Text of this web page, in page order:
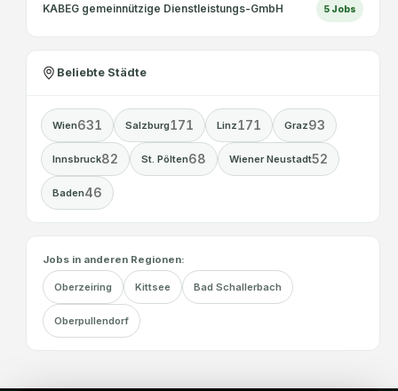
KABEG gemeinnützige Dienstleistungs-GmbH 5 Jobs
Beliebte Städte
Wien631 Salzburg171 Linz171 Graz93
Innsbruck82 St. Pölten68 Wiener Neustadt52
Baden46
Jobs in anderen Regionen:
Oberzeiring Kittsee Bad Schallerbach
Oberpullendorf